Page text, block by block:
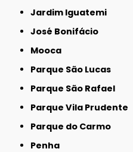
Jardim Iguatemi
José Bonifácio
Mooca
Parque São Lucas
Parque São Rafael
Parque Vila Prudente
Parque do Carmo
Penha